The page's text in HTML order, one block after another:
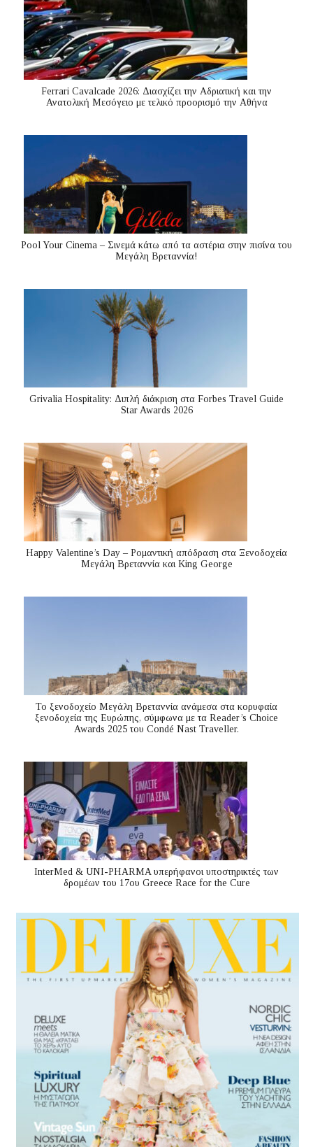
Ferrari Cavalcade 2026: Διασχίζει την Αδριατική και την
Ανατολική Μεσόγειo με τελικό προορισμό την Αθήνα
Pool Your Cinema – Σινεμά κάτω από τα αστέρια στην πισίνα του
Μεγάλη Βρεταννία!
Grivalia Hospitality: Διπλή διάκριση στα Forbes Travel Guide
Star Awards 2026
Happy Valentine’s Day – Ρομαντική απόδραση στα Ξενοδοχεία
Μεγάλη Βρεταννία και King George
Το ξενοδοχείο Μεγάλη Βρεταννία ανάμεσα στα κορυφαία
ξενοδοχεία της Ευρώπης, σύμφωνα με τα Reader’s Choice
Awards 2025 του Condé Nast Traveller.
InterMed & UNI-PHARMA υπερήφανοι υποστηρικτές των
δρομέων του 17ου Greece Race for the Cure